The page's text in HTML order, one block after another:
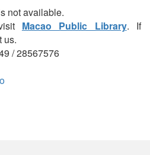
not available.
Macao Public Library. If
us.
/ 28567576